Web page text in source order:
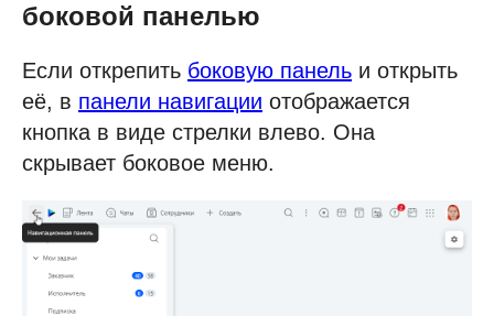
боковой панелью
Если открепить боковую панель и открыть
её, в панели навигации отображается
кнопка в виде стрелки влево. Она
скрывает боковое меню.